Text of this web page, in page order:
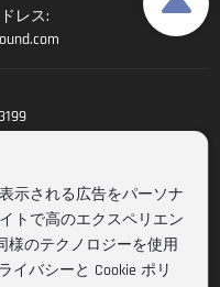
レス:
港工業区港拓街 6 番地
示される広告をパーソナ
トで高のエクスペリエン
様のテクノロジーを使用
イバシーと Cookie ポリ